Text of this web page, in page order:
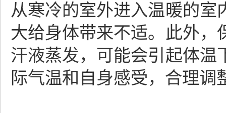
从寒冷的室外进入温暖的
大给身体带来不适。此外，
汗液蒸发，可能会引起体温
际气温和自身感受，合理